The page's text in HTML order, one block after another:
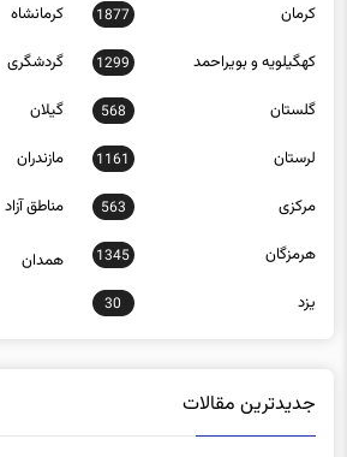
کرمان 1877 کرمانشاه
کهگیلویه و بویراحمد 1299 گردشگری
گلستان 568 گیلان
لرستان 1161 مازندران
مرکزی 563 مناطق آزاد
هرمزگان 1345 همدان
یزد 30
جدیدترین مقالات